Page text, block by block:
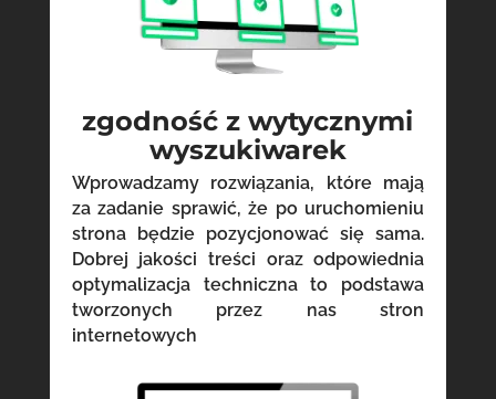
zgodność z wytycznymi
wyszukiwarek
Wprowadzamy rozwiązania, które mają
za zadanie sprawić, że po uruchomieniu
strona będzie pozycjonować się sama.
Dobrej jakości treści oraz odpowiednia
optymalizacja techniczna to podstawa
tworzonych przez nas stron
internetowych